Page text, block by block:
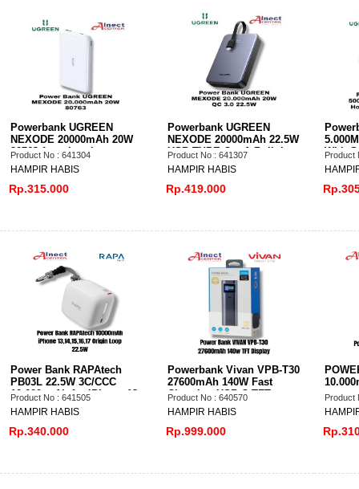
Rp.315.000
Powerbank UGREEN
NEXODE 20000mAh 20W
80763 fast charging
Product No : 641304
HAMPIR HABIS
Rp.419.000
Powerbank UGREEN
NEXODE 20000mAh 22.5W
USB TYPE C + A Built in
Kabel PD QC 3.0 Fast
Charging - 45762
Product No : 641307
HAMPIR HABIS
With
Product
Rp.340.000
Power Bank RAPAtech
PB03L 22.5W 3C/CCC
10.000 mAh for iPhone 13
14 15 16 17 Origin Loop
Product No : 641505
HAMPIR HABIS
Rp.999.000
Powerbank Vivan VPB-T30
27600mAh 140W Fast
Charging USB-C TFT
Display
Product No : 640570
HAMPIR HABIS
Product